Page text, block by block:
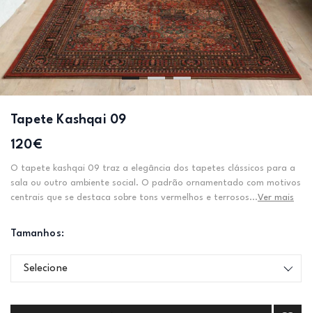
Tapete Kashqai 09
120€
O tapete kashqai 09 traz a elegância dos tapetes clássicos para a
sala ou outro ambiente social. O padrão ornamentado com motivos
centrais que se destaca sobre tons vermelhos e terrosos...Ver mais
Tamanhos:
Selecione